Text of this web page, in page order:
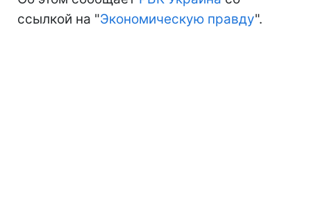
ссылкой на "Экономическую правду".